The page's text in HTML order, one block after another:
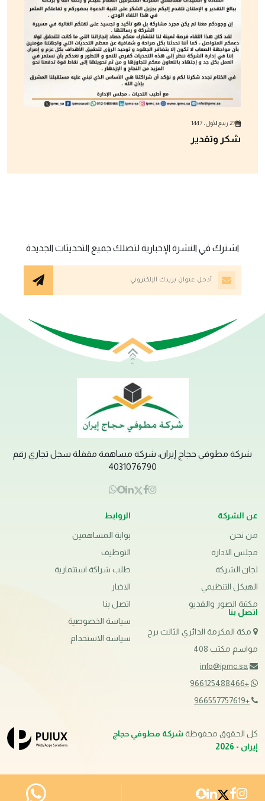
27 ربيع الأول ، 1447
شكر وتقدير
اشترك في النشرة الإخبارية لتصلك جميع التحديثات الجديدة
شركة مطوفي حجاج إيران، شركة مساهمة مقفلة سجل تجاري رقم
4031076790
عن الشركة
من نحن
مجلس الادارة
لجان الشركة
الهيكل التنظيمي
مكتبة الصور والفديو
الروابط
بوابة المساهمين
التوظيف
طلب شراكة استثمارية
الاخبار
اتصل بنا
سياسة الخصوصية
سياسة الاستخدام
اتصل بنا
مكة المكرمة الدائري الثالث برج
مواسم مكتب 408
info@ipmc.sa
+966125488466
+966557757619
كل الحقوق محفوظة شركة مطوفي حجاج
إيران - 2026